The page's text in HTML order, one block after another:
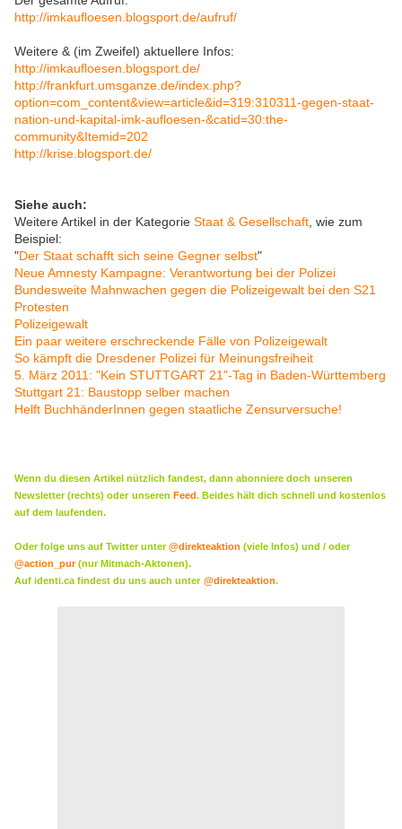
http://imkaufloesen.blogsport.de/aufruf/
Weitere & (im Zweifel) aktuellere Infos:
http://imkaufloesen.blogsport.de/
http://frankfurt.umsganze.de/index.php?
option=com_content&view=article&id=319:310311-gegen-staat-
nation-und-kapital-imk-aufloesen-&catid=30:the-
community&Itemid=202
http://krise.blogsport.de/
Siehe auch:
Weitere Artikel in der Kategorie Staat & Gesellschaft , wie zum
Beispiel:
"Der Staat schafft sich seine Gegner selbst"
Neue Amnesty Kampagne: Verantwortung bei der Polizei
Bundesweite Mahnwachen gegen die Polizeigewalt bei den S21
Protesten
Polizeigewalt
Ein paar weitere erschreckende Fälle von Polizeigewalt
So kämpft die Dresdener Polizei für Meinungsfreiheit
5. März 2011: "Kein STUTTGART 21"-Tag in Baden-Württemberg
Stuttgart 21: Baustopp selber machen
Helft BuchhänderInnen gegen staatliche Zensurversuche!
Wenn du diesen Artikel nützlich fandest, dann abonniere doch unseren
Newsletter (rechts) oder unseren Feed. Beides hält dich schnell und kostenlos
auf dem laufenden.
Oder folge uns auf Twitter unter@direkteaktion (viele Infos) und / oder
@action_pur(nur Mitmach-Aktonen).
Auf identi.ca findest du uns auch unter @direkteaktion.